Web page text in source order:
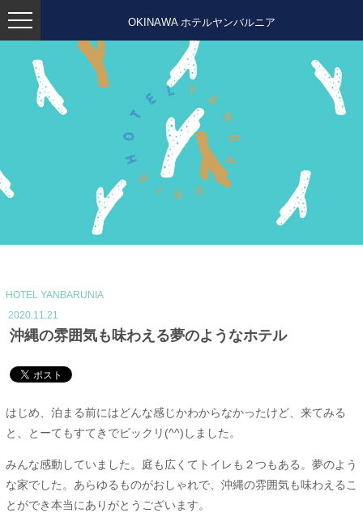
OKINAWA ホテルヤンバルニア
HOTEL YANBARUNIA
2020.11.21
沖縄の雰囲気も味わえる夢のようなホテル
はじめ、泊まる前にはどんな感じかわからなかったけど、来てみる
と、とーてもすてきでビックリ(^^)しました。
みんな感動していました。庭も広くてトイレも２つもある。夢のよう
な家でした。あらゆるものがおしゃれで、沖縄の雰囲気も味わえるこ
とができ本当にありがとうございます。